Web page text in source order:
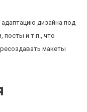
дизайна под
посты и т.п., что
макеты